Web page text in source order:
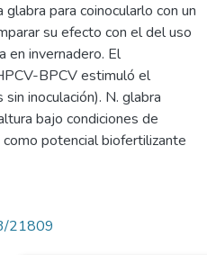
para coinocularlo con un
su efecto con el del uso
en invernadero. El
BPCV estimuló el
inoculación). N. glabra
bajo condiciones de
potencial biofertilizante
21809